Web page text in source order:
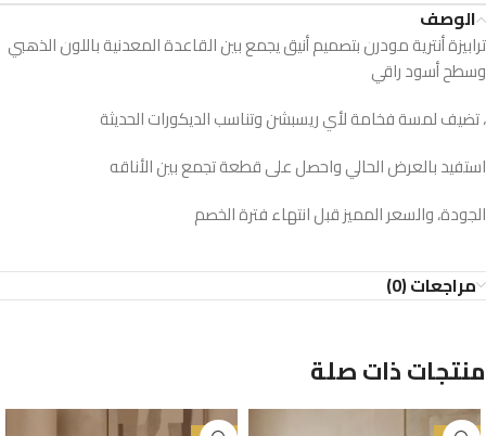
الوصف
ترابيزة أنترية مودرن بتصميم أنيق يجمع بين القاعدة المعدنية باللون الذهبي
وسطح أسود راقي
، تضيف لمسة فخامة لأي ريسبشن وتناسب الديكورات الحديثة
استفيد بالعرض الحالي واحصل على قطعة تجمع بين الأناقه
الجودة، والسعر المميز قبل انتهاء فترة الخصم
مراجعات (0)
منتجات ذات صلة